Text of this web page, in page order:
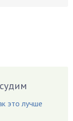
это лучше